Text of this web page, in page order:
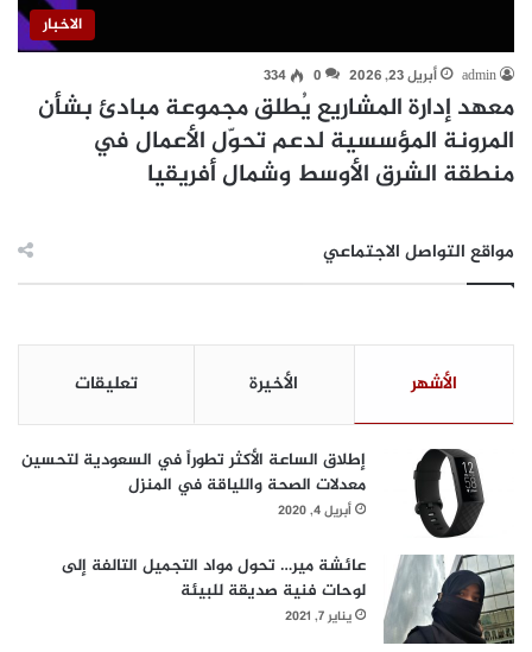
الاخبار
admin أبريل 23, 2026 0
334
معهد إدارة المشاريع يُطلق مجموعة مبادئ بشأن
المرونة المؤسسية لدعم تحوّل الأعمال في
منطقة الشرق الأوسط وشمال أفريقيا
مواقع التواصل الاجتماعي
الأشهر الأخيرة تعليقات
إطلاق الساعة الأكثر تطوراً في السعودية لتحسين
معدلات الصحة واللياقة في المنزل
أبريل 4, 2020
عائشة مير… تحول مواد التجميل التالفة إلى
لوحات فنية صديقة للبيئة
يناير 7, 2021